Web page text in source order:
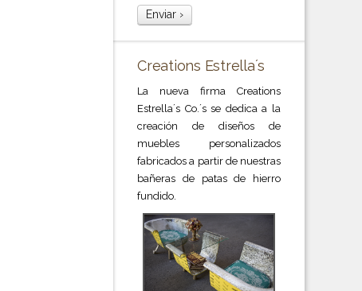
Creations Estrella´s
La nueva firma Creations
Estrella´s Co.´s se dedica a la
creación de diseños de
muebles personalizados
fabricados a partir de nuestras
bañeras de patas de hierro
fundido.